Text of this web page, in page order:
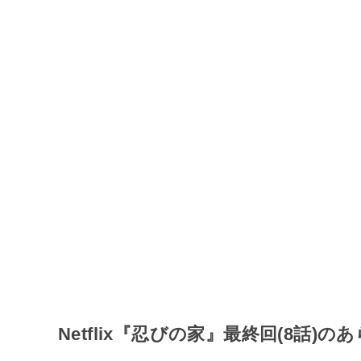
Netflix『忍びの家』最終回(8話)の